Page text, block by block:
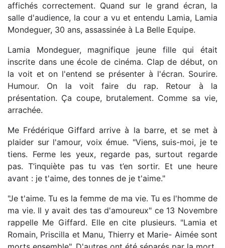
affichés correctement. Quand sur le grand écran, la
salle d'audience, la cour a vu et entendu Lamia, Lamia
Mondeguer, 30 ans, assassinée à La Belle Equipe.
Lamia Mondeguer, magnifique jeune fille qui était
inscrite dans une école de cinéma. Clap de début, on
la voit et on l'entend se présenter à l'écran. Sourire.
Humour. On la voit faire du rap. Retour à la
présentation. Ça coupe, brutalement. Comme sa vie,
arrachée.
Me Frédérique Giffard arrive à la barre, et se met à
plaider sur l'amour, voix émue. "Viens, suis-moi, je te
tiens. Ferme les yeux, regarde pas, surtout regarde
pas. T’inquiète pas tu vas t’en sortir. Et une heure
avant : je t'aime, des tonnes de je t'aime."
"Je t'aime. Tu es la femme de ma vie. Tu es l'homme de
ma vie. Il y avait des tas d'amoureux" ce 13 Novembre
rappelle Me Giffard. Elle en cite plusieurs. "Lamia et
Romain, Priscilla et Manu, Thierry et Marie- Aimée sont